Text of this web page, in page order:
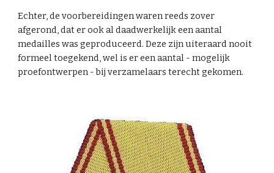
Echter, de voorbereidingen waren reeds zover
afgerond, dat er ook al daadwerkelijk een aantal
medailles was geproduceerd. Deze zijn uiteraard nooit
formeel toegekend, wel is er een aantal - mogelijk
proefontwerpen - bij verzamelaars terecht gekomen.